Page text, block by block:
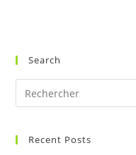
Search
Recent Posts